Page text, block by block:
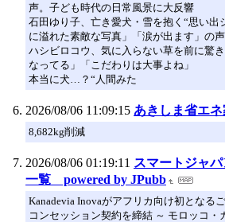
声。子ども時代の日常風景に大反響
石田ゆり子、亡き愛犬・雪を抱く“思い
に溢れた素敵な写真」「涙が出ます」の声
ハシビロコウ、気に入らない草を前に驚
なってる」「こだわりは大事よね」
本当に犬…？“人間みた
2026/08/06 11:09:15 あきしま省エ
8,682kg削減
2026/08/06 01:19:11 スマートジャ
一覧 powered by JPubb
Kanadevia Inovaがアフリカ向け初となる
コンセッション契約を締結 ～ モロッコ・